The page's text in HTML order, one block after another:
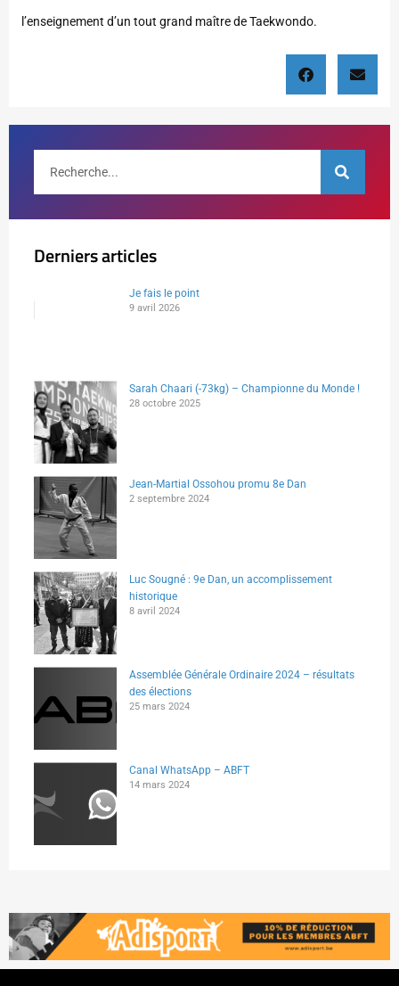
l’enseignement d’un tout grand maître de Taekwondo.
Derniers articles
Je fais le point
9 avril 2026
Sarah Chaari (-73kg) – Championne du Monde !
28 octobre 2025
Jean-Martial Ossohou promu 8e Dan
2 septembre 2024
Luc Sougné : 9e Dan, un accomplissement
historique
8 avril 2024
Assemblée Générale Ordinaire 2024 – résultats
des élections
25 mars 2024
Canal WhatsApp – ABFT
14 mars 2024